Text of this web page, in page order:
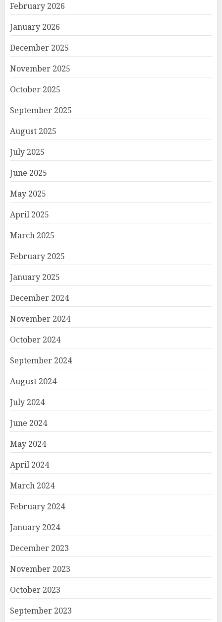
February 2026
January 2026
December 2025
November 2025
October 2025
September 2025
August 2025
July 2025
June 2025
May 2025
April 2025
March 2025
February 2025
January 2025
December 2024
November 2024
October 2024
September 2024
August 2024
July 2024
June 2024
May 2024
April 2024
March 2024
February 2024
January 2024
December 2023
November 2023
October 2023
September 2023